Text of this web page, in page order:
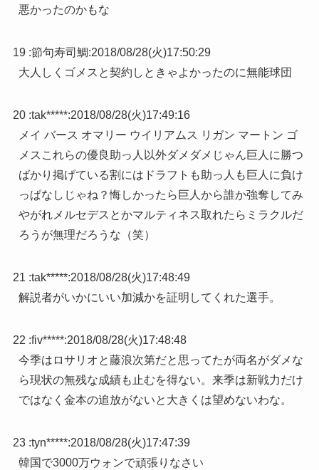
悪かったのかもな
19 :節句寿司鯛:2018/08/28(火)17:50:29
大人しくゴメスと契約しときゃよかったのに無能球団
20 :tak*****:2018/08/28(火)17:49:16
メイ バース オマリー ウイリアムス リガン マートン ゴ
メスこれらの優良助っ人以外ダメダメじゃん巨人に勝つ
ばかり掲げている割にはドラフトも助っ人も巨人に負け
っぱなしじゃね？悔しかったら巨人から誰か強奪してみ
やがれメルセデスとかマルティネス取れたらミラクルだ
ろうが無理だろうな（笑）
21 :tak*****:2018/08/28(火)17:48:49
解説者がいかにいい加減かを証明してくれた選手。
22 :fiv*****:2018/08/28(火)17:48:48
今季はロサリオと藤浪次第だと思ってたが両名がダメな
ら現状の無残な成績も止むを得ない。来季は新戦力だけ
ではなく金本の追放がないと大きくは望めないわな。
23 :tyn*****:2018/08/28(火)17:47:39
韓国で3000万ウォンで頑張りなさい